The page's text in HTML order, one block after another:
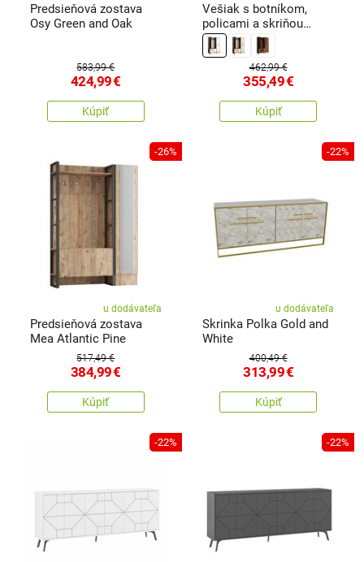
Predsieňová zostava
Osy Green and Oak
583,99 €
424,99€
Kúpiť
Vešiak s botníkom,
policami a skriňou
Viyana Walnut and
White
462,99 €
355,49€
Kúpiť
-26%
u dodávateľa
Predsieňová zostava
Mea Atlantic Pine
517,49 €
384,99€
Kúpiť
-22%
u dodávateľa
Skrinka Polka Gold and
White
400,49 €
313,99€
Kúpiť
-22% -22%